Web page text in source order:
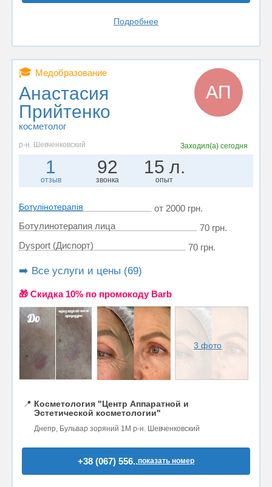
Подробнее
🎓 Медобразование
Анастасия
Прийтенко
косметолог
АП
р-н. Шевченковский Заходил(а)сегодня
1
отзыв
92
звонка
15 л.
опыт
Ботулінотерапія
от 2000 грн.
Ботулинотерапия лица
70 грн.
Dysport (Диспорт)
70 грн.
➡️ Все услуги и цены (69)
🎁 Cкидка 10% по промокоду Barb
3 фото
📍 Косметология "Центр Аппаратной и
Эстетической косметологии"
Днепр, Бульвар зоряний 1М р-н. Шевченковский
+38 (067) 556..показать номер